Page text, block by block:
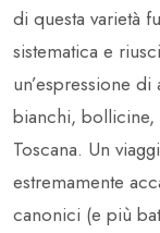
di questa varietà
sistematica e
un’espressione
bianchi,
Toscana. Un
estremamente
canonici (e più